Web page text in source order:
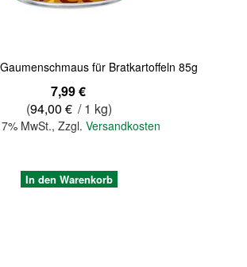
für Bratkartoffeln 85g
7,99 €
(94,00 € / 1 kg)
MwSt., Zzgl. Versandkosten
In den Warenkorb